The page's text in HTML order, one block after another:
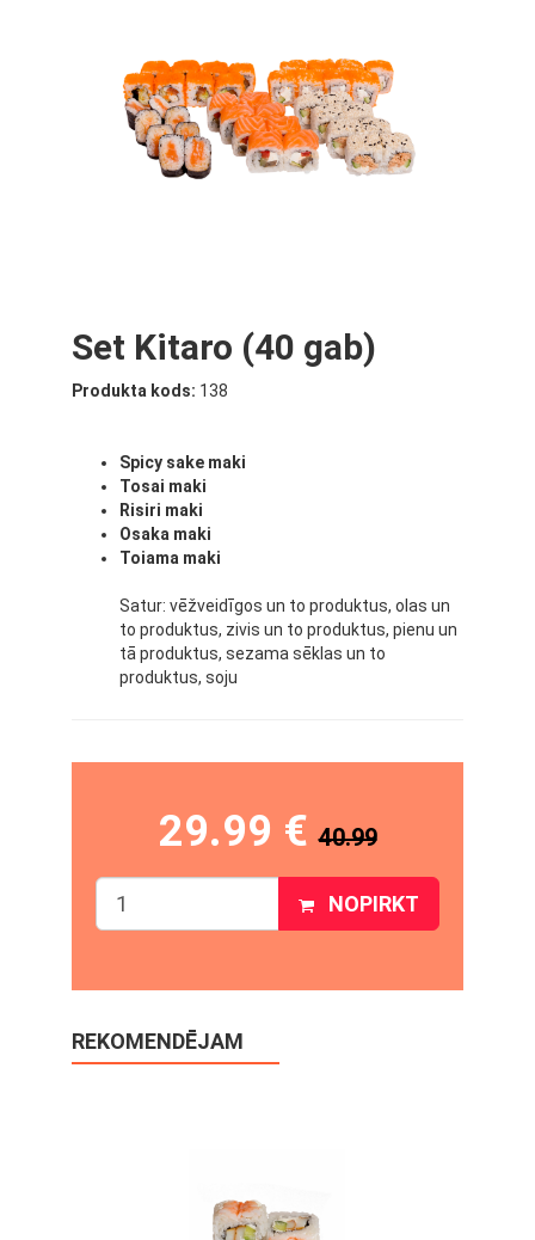
Set Kitaro (40 gab)
Produkta kods: 138
Spicy sake maki
Tosai maki
Risiri maki
Osaka maki
Toiama maki
Satur: vēžveidīgos un to produktus, olas un
to produktus, zivis un to produktus, pienu un
tā produktus, sezama sēklas un to
produktus, soju
29.99 €40.99
NOPIRKT
REKOMENDĒJAM